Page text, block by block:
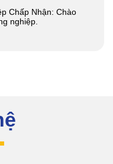
Chấp Nhận: Chào
nghiệp.